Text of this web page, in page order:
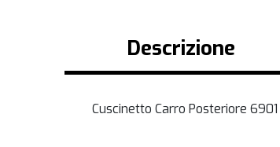
Descrizione
Cuscinetto Carro Posteriore 6901